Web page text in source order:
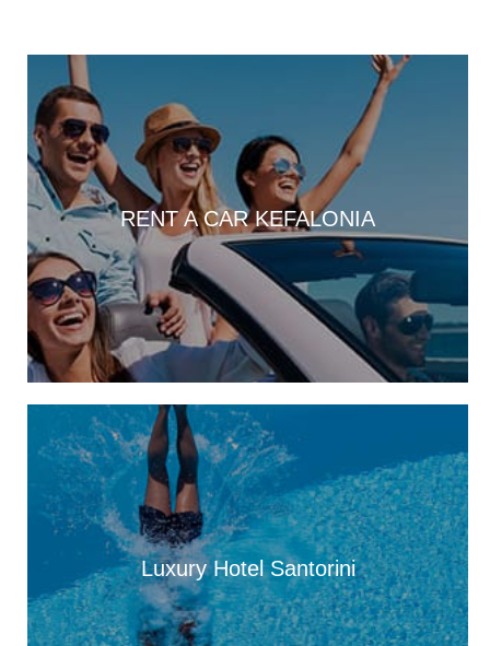
Παράκληση προς την Υπεραγία Θεοτόκο στην Ιερά Μονή
Θεμάτων Πυλάρου
18:00
Η Χορωδία και Μαντολινάτα Αργοστολίου τραγουδά στο
Καπανδρίτι
17:21
Λαϊκή Συσπείρωση: «Η φωτιά στη Λαγκάδα καίει εδώ και 13
μήνες – Άμεση παρέμβαση τώρα»
17:11
Προσοχή σε νέα ηλεκτρονική απάτη, με δήθεν email από τον e-
ΕΦΚΑ
16:52
Προβλήματα στην υδροδότηση της Σκάλας
Με κάθε επισημότητα ο εορτασμός της Μεταμόρφωσης του
Σωτήρος στον Πόρο [εικόνες +βίντεο]
16:00
«Βούλιαξε» η Κεφαλονιά από κόσμο – 4 κρουαζιερόπλοια και
χιλιάδες επισκέπτες σε Αργοστόλι και Σάμη
Τρικούβερτο γλέντι στο Πανηγύρι του Σωτήρος στα Τραυλιάτα
[εικόνες +βίντεο]
RENT A CAR KEFALONIA
Luxury Hotel Santorini